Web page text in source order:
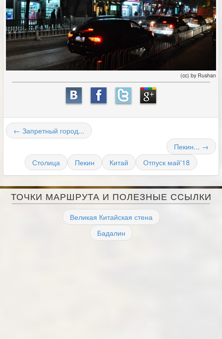
(cc) by Rushan
← Запретный город...
Пекин... →
Столица
Пекин Китай Отпуск май'18
ТОЧКИ МАРШРУТА И ПОЛЕЗНЫЕ ССЫЛКИ
Великая Китайская стена
Бадалин